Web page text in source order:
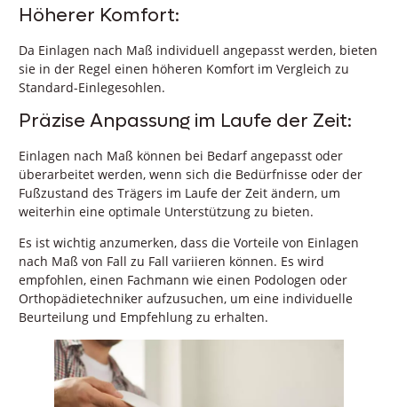
Höherer Komfort:
Da Einlagen nach Maß individuell angepasst werden, bieten
sie in der Regel einen höheren Komfort im Vergleich zu
Standard-Einlegesohlen.
Präzise Anpassung im Laufe der Zeit:
Einlagen nach Maß können bei Bedarf angepasst oder
überarbeitet werden, wenn sich die Bedürfnisse oder der
Fußzustand des Trägers im Laufe der Zeit ändern, um
weiterhin eine optimale Unterstützung zu bieten.
Es ist wichtig anzumerken, dass die Vorteile von Einlagen
nach Maß von Fall zu Fall variieren können. Es wird
empfohlen, einen Fachmann wie einen Podologen oder
Orthopädietechniker aufzusuchen, um eine individuelle
Beurteilung und Empfehlung zu erhalten.